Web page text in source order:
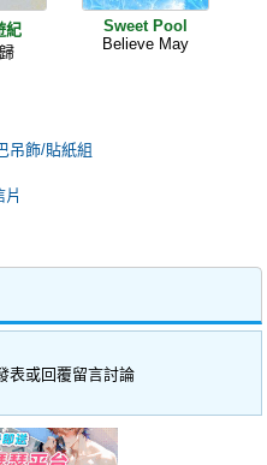
紀
Sweet Pool
Believe May
吊飾/貼紙組
片
表或回覆留言討論